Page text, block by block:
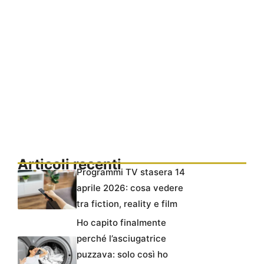
Articoli recentiProgrammi TV stasera 14
aprile 2026: cosa vedere
tra fiction, reality e film
Ho capito finalmente
perché l’asciugatrice
puzzava: solo così ho